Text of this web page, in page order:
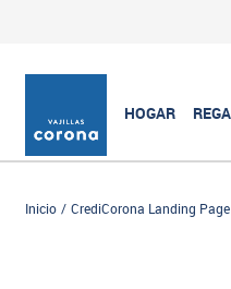
HOGAR
Inicio CrediCorona Landing Page